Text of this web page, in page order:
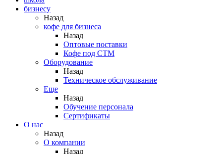
бизнесу
Назад
кофе для бизнеса
Назад
Оптовые поставки
Кофе под СТМ
Оборудование
Назад
Техническое обслуживание
Еще
Назад
Обучение персонала
Сертификаты
О нас
Назад
O компании
Назад